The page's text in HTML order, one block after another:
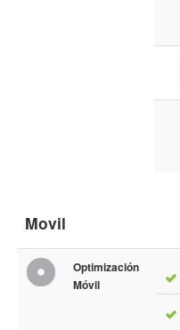
Movil
Optimización
Móvil